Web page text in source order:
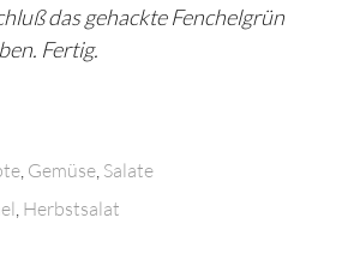
das gehackte Fenchelgrün
Fertig.
Gemüse Salate
Herbstsalat